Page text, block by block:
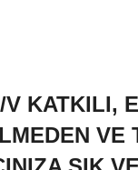
V KATKILI,